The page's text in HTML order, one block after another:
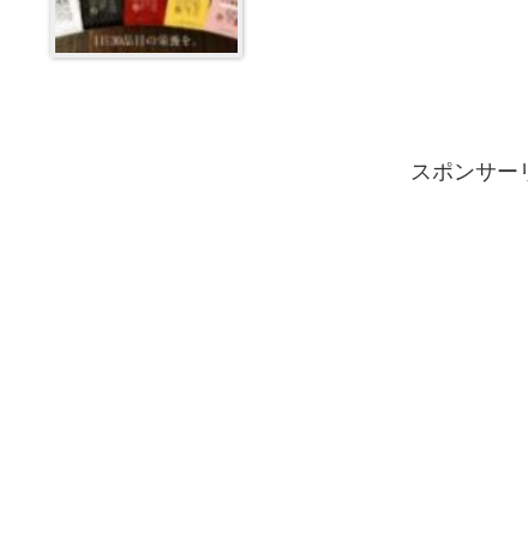
スポンサー